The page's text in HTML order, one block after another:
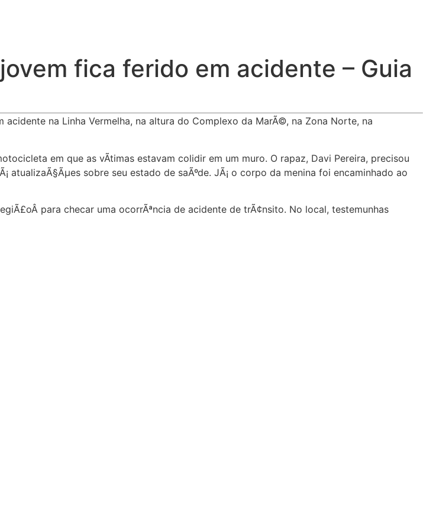
fica ferido em acidente – Guia
na Linha Vermelha, na altura do Complexo da MarÃ©, na Zona Norte, na
em que as vÃ­timas estavam colidir em um muro. O rapaz, Davi Pereira, precisou
atualizaÃ§Ãµes sobre seu estado de saÃºde. JÃ¡ o corpo da menina foi encaminhado ao
para checar uma ocorrÃªncia de acidente de trÃ¢nsito. No local, testemunhas